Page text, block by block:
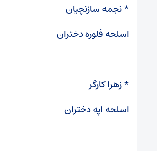
* نجمه سازنچیان
اسلحه فلوره دختران
* زهرا کارگر
اسلحه اپه دختران